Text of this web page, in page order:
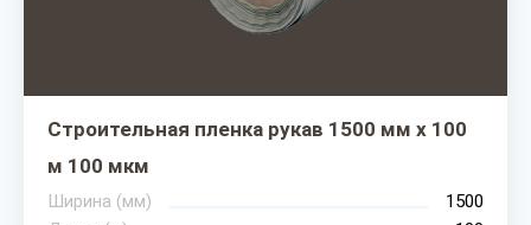
Строительная пленка рукав 1500 мм х 100
м 100 мкм
Ширина (мм)
1500